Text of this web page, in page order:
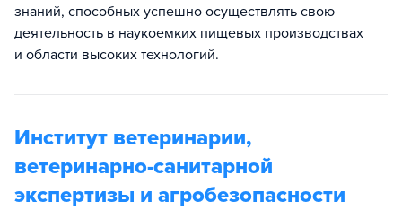
знаний, способных успешно осуществлять свою
деятельность в наукоемких пищевых производствах
и области высоких технологий.
Институт ветеринарии,
ветеринарно-санитарной
экспертизы и агробезопасности